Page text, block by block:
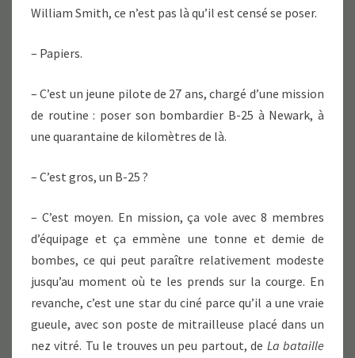
William Smith, ce n’est pas là qu’il est censé se poser.
– Papiers.
– C’est un jeune pilote de 27 ans, chargé d’une mission
de routine : poser son bombardier B-25 à Newark, à
une quarantaine de kilomètres de là.
– C’est gros, un B-25 ?
– C’est moyen. En mission, ça vole avec 8 membres
d’équipage et ça emmène une tonne et demie de
bombes, ce qui peut paraître relativement modeste
jusqu’au moment où te les prends sur la courge. En
revanche, c’est une star du ciné parce qu’il a une vraie
gueule, avec son poste de mitrailleuse placé dans un
nez vitré. Tu le trouves un peu partout, de La bataille